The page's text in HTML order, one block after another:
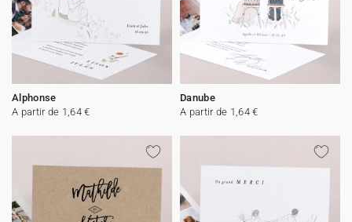
Alphonse
A partir de 1,64 €
Danube
A partir de 1,64 €